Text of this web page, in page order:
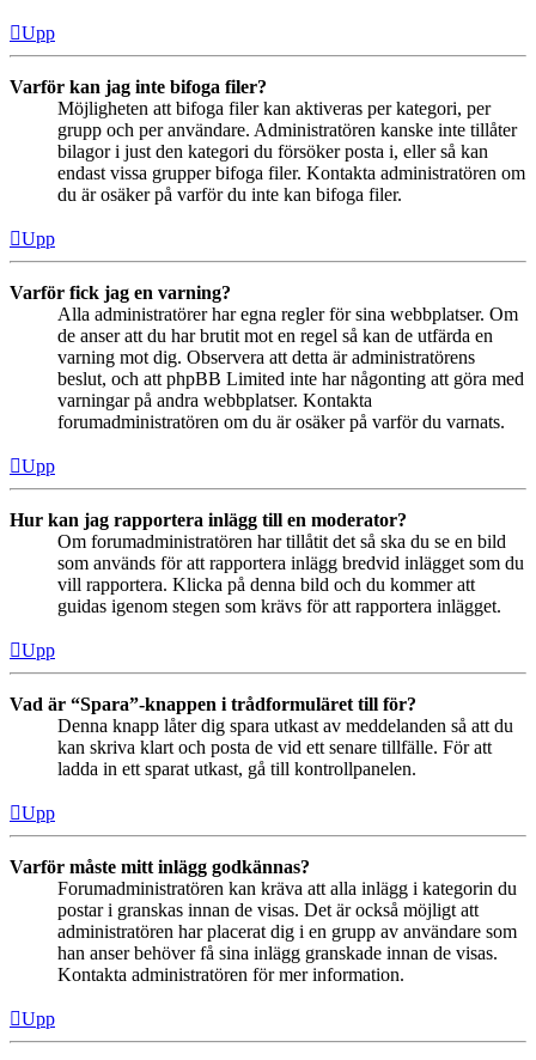
Upp
Varför kan jag inte bifoga filer?
Möjligheten att bifoga filer kan aktiveras per kategori, per
grupp och per användare. Administratören kanske inte tillåter
bilagor i just den kategori du försöker posta i, eller så kan
endast vissa grupper bifoga filer. Kontakta administratören om
du är osäker på varför du inte kan bifoga filer.
Upp
Varför fick jag en varning?
Alla administratörer har egna regler för sina webbplatser. Om
de anser att du har brutit mot en regel så kan de utfärda en
varning mot dig. Observera att detta är administratörens
beslut, och att phpBB Limited inte har någonting att göra med
varningar på andra webbplatser. Kontakta
forumadministratören om du är osäker på varför du varnats.
Upp
Hur kan jag rapportera inlägg till en moderator?
Om forumadministratören har tillåtit det så ska du se en bild
som används för att rapportera inlägg bredvid inlägget som du
vill rapportera. Klicka på denna bild och du kommer att
guidas igenom stegen som krävs för att rapportera inlägget.
Upp
Vad är “Spara”-knappen i trådformuläret till för?
Denna knapp låter dig spara utkast av meddelanden så att du
kan skriva klart och posta de vid ett senare tillfälle. För att
ladda in ett sparat utkast, gå till kontrollpanelen.
Upp
Varför måste mitt inlägg godkännas?
Forumadministratören kan kräva att alla inlägg i kategorin du
postar i granskas innan de visas. Det är också möjligt att
administratören har placerat dig i en grupp av användare som
han anser behöver få sina inlägg granskade innan de visas.
Kontakta administratören för mer information.
Upp